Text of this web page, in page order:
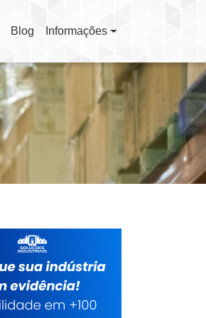
Blog Informações